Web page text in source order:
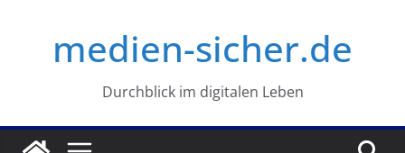
springenmedien-sicher.de
Durchblick im digitalen Leben